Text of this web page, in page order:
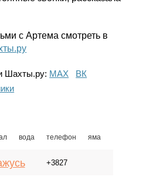
с Артема смотреть в
Шахты.ру: МАХ
ВК
вода телефон яма
+3827